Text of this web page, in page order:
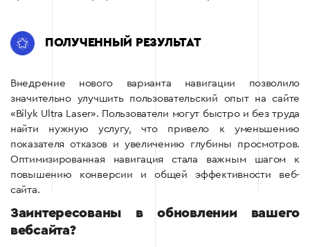
ПОЛУЧЕННЫЙ РЕЗУЛЬТАТ
Внедрение нового варианта навигации позволило
значительно улучшить пользовательский опыт на сайте
«Bilyk Ultra Laser». Пользователи могут быстро и без труда
найти нужную услугу, что привело к уменьшению
показателя отказов и увеличению глубины просмотров.
Оптимизированная навигация стала важным шагом к
повышению конверсии и общей эффективности веб-
сайта.
Заинтересованы в обновлении вашего
вебсайта?